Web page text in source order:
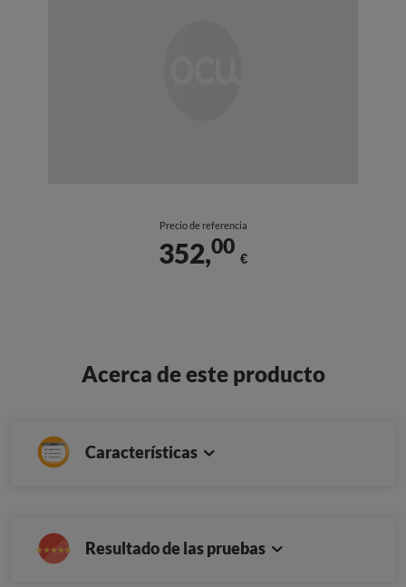
Precio de referencia
352,00
€
Acerca de este producto
Características
Resultado de las pruebas